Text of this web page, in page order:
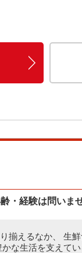
経験は問いま
揃えるなか、 生
かな生活を支えて